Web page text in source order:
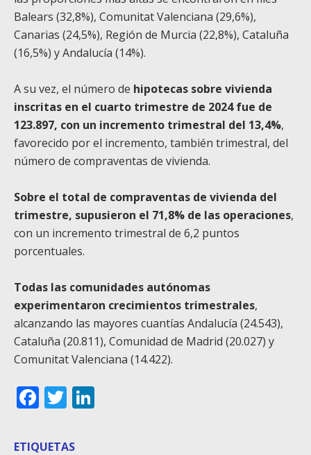
Balears (32,8%), Comunitat Valenciana (29,6%),
Canarias (24,5%), Región de Murcia (22,8%), Cataluña
(16,5%) y Andalucía (14%).
A su vez, el número de hipotecas sobre vivienda
inscritas en el cuarto trimestre de 2024 fue de
123.897, con un incremento trimestral del 13,4%,
favorecido por el incremento, también trimestral, del
número de compraventas de vivienda.
Sobre el total de compraventas de vivienda del
trimestre, supusieron el 71,8% de las operaciones,
con un incremento trimestral de 6,2 puntos
porcentuales.
Todas las comunidades autónomas
experimentaron crecimientos trimestrales,
alcanzando las mayores cuantías Andalucía (24.543),
Cataluña (20.811), Comunidad de Madrid (20.027) y
Comunitat Valenciana (14.422).
Facebook
Twitter
ETIQUETAS